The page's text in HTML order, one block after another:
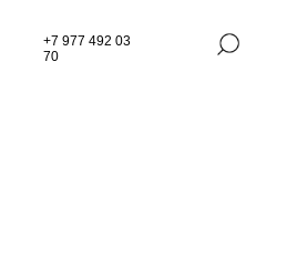
+7 977 492 03
70